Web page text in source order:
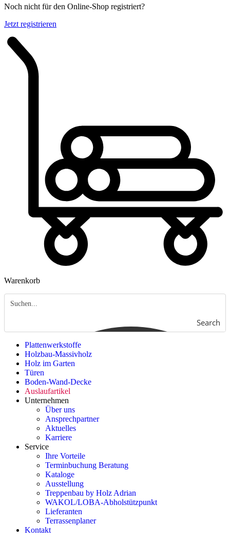
Noch nicht für den Online-Shop registriert?
Jetzt registrieren
Warenkorb
Search
Plattenwerkstoffe
Holzbau-Massivholz
Holz im Garten
Türen
Boden-Wand-Decke
Auslaufartikel
Unternehmen
Über uns
Ansprechpartner
Aktuelles
Karriere
Service
Ihre Vorteile
Terminbuchung Beratung
Kataloge
Ausstellung
Treppenbau by Holz Adrian
WAKOL/LOBA-Abholstützpunkt
Lieferanten
Terrassenplaner
Kontakt